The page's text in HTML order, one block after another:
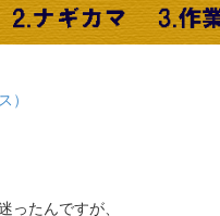
）
ったんですが、